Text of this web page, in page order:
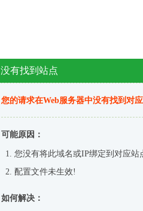
没有找到站点
您的请求在Web服务器中没有找到对
可能原因：
您没有将此域名或IP绑定到对应站
配置文件未生效!
如何解决：